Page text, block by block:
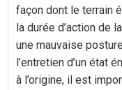
façon dont le terrain
la durée d’action de
une mauvaise
l’entretien d’un état
à l’origine, il est